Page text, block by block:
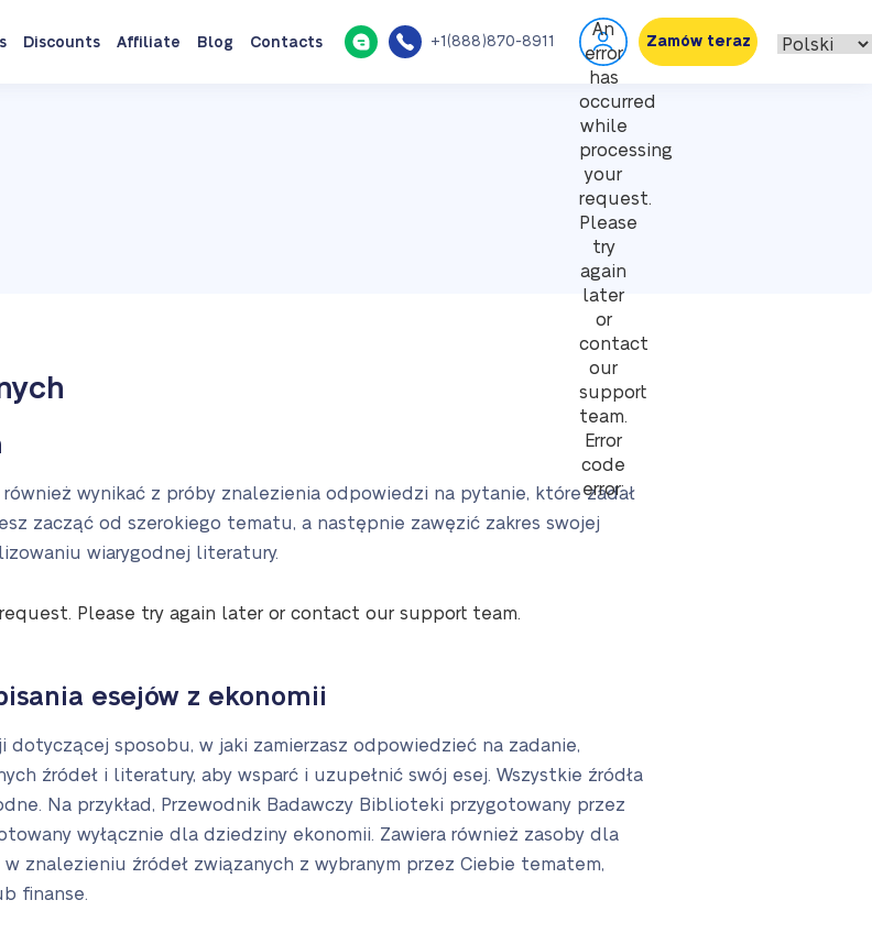
Discounts Affiliate Blog Contacts +1(888)870-8911
An
error
has
occurred
while
processing
your
request.
Please
try
again
later
or
contact
our
support
team.
Error
code
error:
Zamów teraz
wynikać z próby znalezienia odpowiedzi na pytanie, które zadał
zacząć od szerokiego tematu, a następnie zawęzić zakres swojej
wiarygodnej literatury.
Please try again later or contact our support team.
esejów z ekonomii
sposobu, w jaki zamierzasz odpowiedzieć na zadanie,
źródeł i literatury, aby wsparć i uzupełnić swój esej. Wszystkie źródła
Na przykład, Przewodnik Badawczy Biblioteki przygotowany przez
wyłącznie dla dziedziny ekonomii. Zawiera również zasoby dla
znalezieniu źródeł związanych z wybranym przez Ciebie tematem,
finanse.